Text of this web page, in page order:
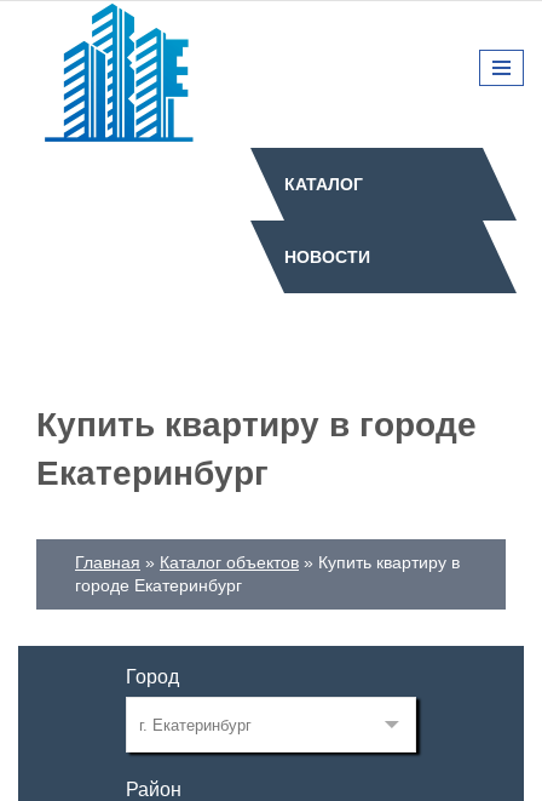
КАТАЛОГ
НОВОСТИ
Купить квартиру в городе
Екатеринбург
Главная Каталог объектов
Купить квартиру в
городе Екатеринбург
Город
Район